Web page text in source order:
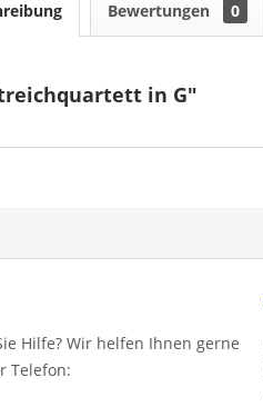
Bewertungen 0
in G"
Hilfe? Wir helfen Ihnen gerne
Telefon: